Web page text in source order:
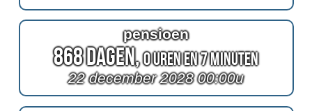
pensioen
868 Dagen,0 Uren en 7 Minuten
22 december 2028 00:00u